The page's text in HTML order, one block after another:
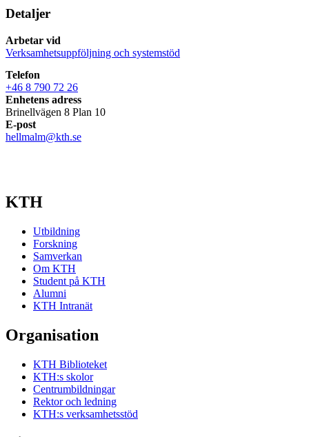
Detaljer
Arbetar vid
Verksamhetsuppföljning och systemstöd
Telefon
+46 8 790 72 26
Enhetens adress
Brinellvägen 8 Plan 10
E-post
hellmalm@kth.se
KTH
Utbildning
Forskning
Samverkan
Om KTH
Student på KTH
Alumni
KTH Intranät
Organisation
KTH Biblioteket
KTH:s skolor
Centrumbildningar
Rektor och ledning
KTH:s verksamhetsstöd